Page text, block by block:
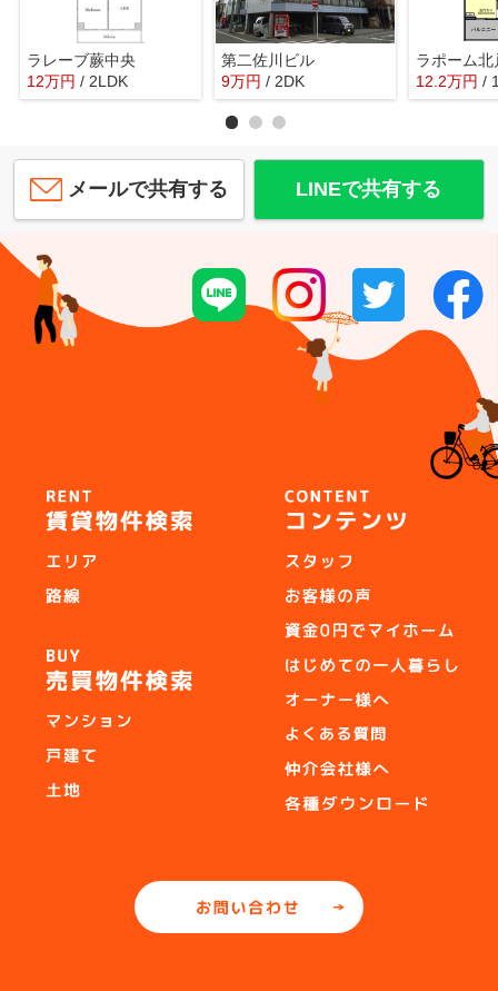
ラレーブ蕨中央
12万円 / 2LDK
第二佐川ビル
9万円 / 2DK
ラポーム北
12.2万円 /
メールで共有する LINEで共有する